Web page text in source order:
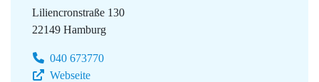
Liliencronstraße 130
22149 Hamburg
040 673770
Webseite